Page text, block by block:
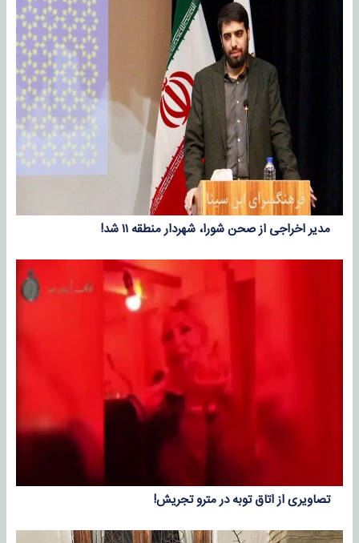
مدیر اخراجی از صحن شورا، شهردار منطقه ۱۱ شد!
تصاویری از اتاق توبه در مترو تجریش!